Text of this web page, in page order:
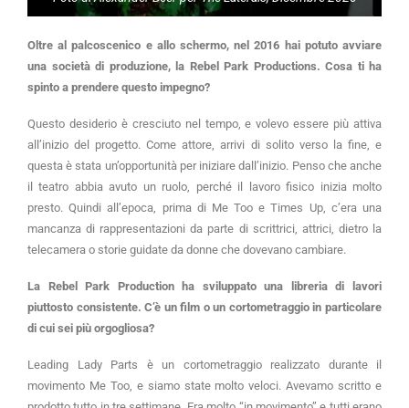
Oltre al palcoscenico e allo schermo, nel 2016 hai potuto avviare
una società di produzione, la Rebel Park Productions. Cosa ti ha
spinto a prendere questo impegno?
Questo desiderio è cresciuto nel tempo, e volevo essere più attiva
all’inizio del progetto. Come attore, arrivi di solito verso la fine, e
questa è stata un’opportunità per iniziare dall’inizio. Penso che anche
il teatro abbia avuto un ruolo, perché il lavoro fisico inizia molto
presto. Quindi all’epoca, prima di Me Too e Times Up, c’era una
mancanza di rappresentazioni da parte di scrittrici, attrici, dietro la
telecamera o storie guidate da donne che dovevano cambiare.
La Rebel Park Production ha sviluppato una libreria di lavori
piuttosto consistente. C’è un film o un cortometraggio in particolare
di cui sei più orgogliosa?
Leading Lady Parts è un cortometraggio realizzato durante il
movimento Me Too, e siamo state molto veloci. Avevamo scritto e